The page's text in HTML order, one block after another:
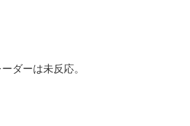
ダーは未反応。